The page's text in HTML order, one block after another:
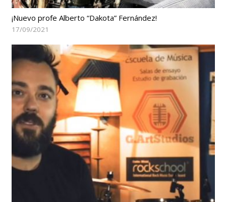
¡Nuevo profe Alberto “Dakota” Fernández!
17/09/2021